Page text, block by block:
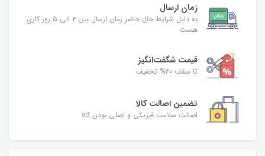
زمان ارسال
به دلیل شرایط حال حاضر زمان ارسال بین ۳ الی ۵ روز کاری
هست
قیمت شگفت‌انگیز
تا سقف ۳۰% تخفیف
تضمین اصالت کالا
اصالت سلامت فیزیکی و اصلی بودن کالا